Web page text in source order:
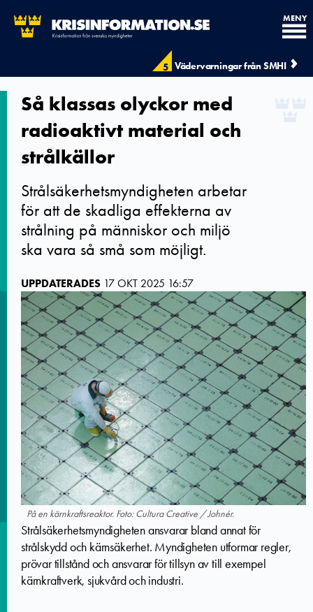
5 Vädervarningar från SMHI
MENY
Så klassas olyckor med
radioaktivt material och
strålkällor
Strålsäkerhetsmyndigheten arbetar
för att de skadliga effekterna av
strålning på människor och miljö
ska vara så små som möjligt.
UPPDATERADES 17 OKT 2025 16:57
På en kärnkraftsreaktor. Foto: Cultura Creative / Johnér.
Strålsäkerhetsmyndigheten ansvarar bland annat för
strålskydd och kärnsäkerhet. Myndigheten utformar regler,
prövar tillstånd och ansvarar för tillsyn av till exempel
kärnkraftverk, sjukvård och industri.